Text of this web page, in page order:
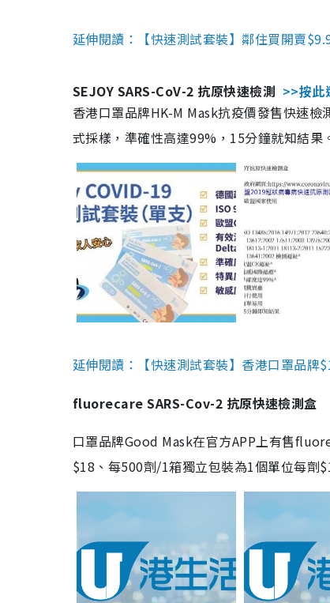
延伸閱讀：【快速測試套裝】鄰住買開賣
SEJOY SARS-CoV-2 抗原快速檢測 >>按此
香港口罩品牌HK-M Mask抗疫價發售快速
式採樣，準確性高達99%，15分鐘就知結果
延伸閱讀：【快速測試套裝】香港口罩品
fluorecare SARS-Cov-2 抗原快速檢測盒
口罩品牌Good Mask在官方APP上有售
$18、每500劑/1箱獨立包裝為1個單位每劑